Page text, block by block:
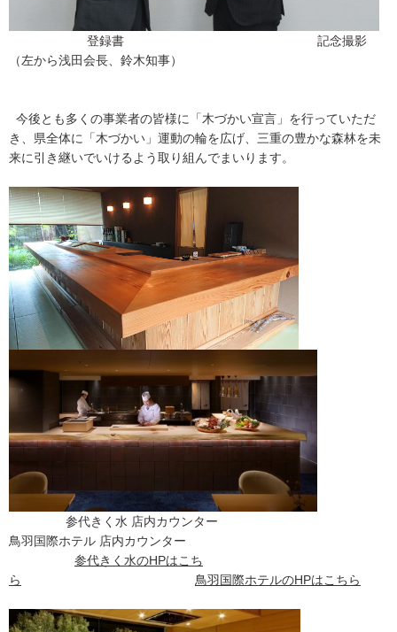
登録書 記念撮影
（左から浅田会長、鈴木知事）
今後とも多くの事業者の皆様に「木づかい宣言」を行っていただ
き、県全体に「木づかい」運動の輪を広げ、三重の豊かな森林を未
来に引き継いでいけるよう取り組んでまいります。
参代きく水 店内カウンター
鳥羽国際ホテル 店内カウンター
参代きく水のHPはこち
ら
鳥羽国際ホテルのHPはこちら